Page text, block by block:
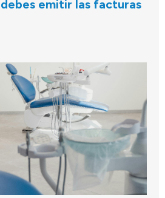
emitir las facturas